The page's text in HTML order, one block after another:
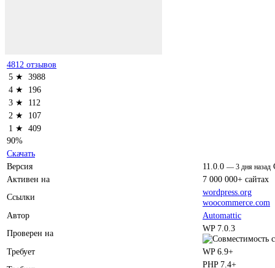
4812 отзывов
5 ★ 3988
4 ★
196
3 ★
112
2 ★
107
1 ★ 409
90%
Скачать
Версия
11.0.0 — 3 дня назад
Активен на
7 000 000+ сайтах
Ссылки
wordpress.org
woocommerce.com
Автор
Automattic
Проверен на
WP 7.0.3
Требует
WP 6.9+
PHP 7.4+